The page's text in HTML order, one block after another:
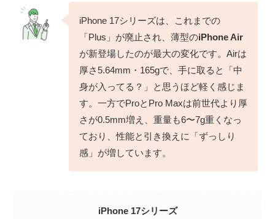
iPhone 17シリーズは、これまでの
「Plus」が廃止され、薄型のiPhone Air
が新登場したのが最大の変化です。Airは
厚さ5.64mm・165gで、手に取ると「中
身が入ってる？」と思うほど軽く感じま
す。一方でProとPro Maxは前世代より厚
さが0.5mm増え、重量も6〜7g重くなっ
ており、性能と引き換えに「ずっしり
感」が増しています。
iPhone 17シリーズ